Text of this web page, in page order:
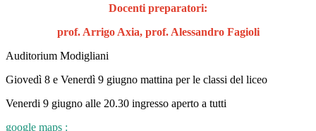
Docenti preparatori:
prof. Arrigo Axia, prof. Alessandro Fagioli
Auditorium Modigliani
Giovedì 8 e Venerdì 9 giugno mattina per le classi del liceo
Venerdi 9 giugno alle 20.30 ingresso aperto a tutti
google maps :